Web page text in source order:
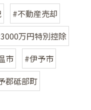
#不動産売却
万円特別控除
市
#伊予市
郡砥部町